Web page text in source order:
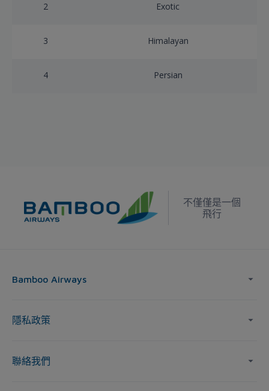
2 Exotic
3 Himalayan
4 Persian
不僅僅是一個
飛行
Bamboo Airways
隱私政策
聯絡我們